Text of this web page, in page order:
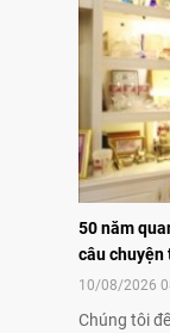
50 năm
câu
10/08/2026
Chúng tôi